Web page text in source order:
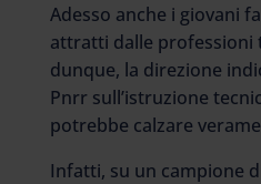
Adesso anche i giovani
attratti dalle professioni
dunque, la direzione
Pnrr sull’istruzione
potrebbe calzare
Infatti, su un campione